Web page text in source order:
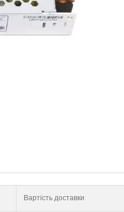
Вартість доставки